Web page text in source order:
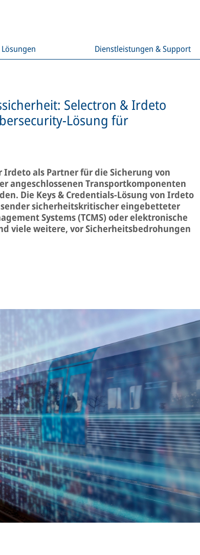
Dienstleistungen & Support
Selectron & Irdeto
Lösung für
Irdeto als Partner für die Sicherung von
angeschlossenen Transportkomponenten
Die Keys & Credentials-Lösung von Irdeto
sicherheitskritischer eingebetteter
Systems (TCMS) oder elektronische
viele weitere, vor Sicherheitsbedrohungen